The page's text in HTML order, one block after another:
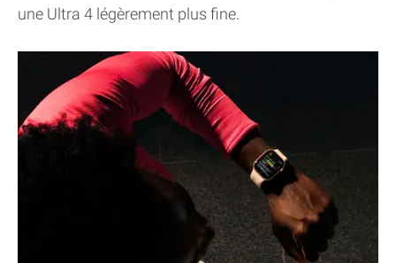
une Ultra 4 légèrement plus fine.